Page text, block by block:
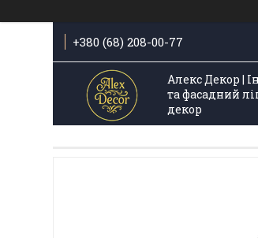
+380 (68) 208-00-77
Алекс Декор |
та фасадний
декор